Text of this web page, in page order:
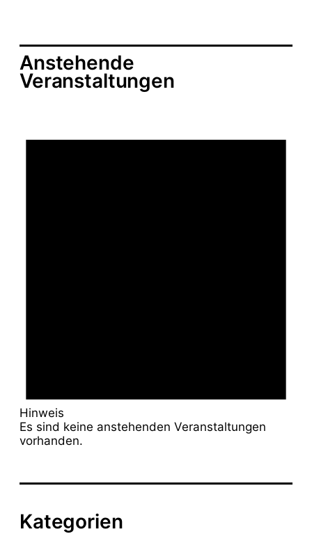
Anstehende
Veranstaltungen
Hinweis
Es sind keine anstehenden Veranstaltungen
vorhanden.
Kategorien